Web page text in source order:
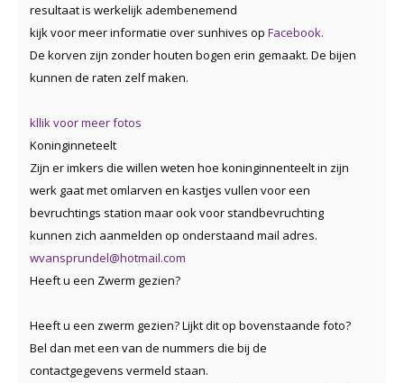
resultaat is werkelijk adembenemend
kijk voor meer informatie over sunhives op Facebook.
De korven zijn zonder houten bogen erin gemaakt. De bijen
kunnen de raten zelf maken.
kllik voor meer fotos
Koninginneteelt
Zijn er imkers die willen weten hoe koninginnenteelt in zijn
werk gaat met omlarven en kastjes vullen voor een
bevruchtings station maar ook voor standbevruchting
kunnen zich aanmelden op onderstaand mail adres.
wvansprundel@hotmail.com
Heeft u een Zwerm gezien?
Heeft u een zwerm gezien? Lijkt dit op bovenstaande foto?
Bel dan met een van de nummers die bij de
contactgegevens vermeld staan.